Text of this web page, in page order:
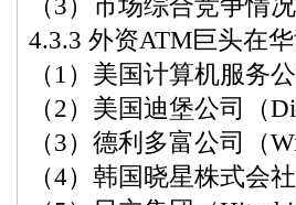
4.3.3 外资ATM巨头在
（1）美国计算机服务
（2）美国迪堡公司（
（3）德利多富公司（
（4）韩国晓星株式会